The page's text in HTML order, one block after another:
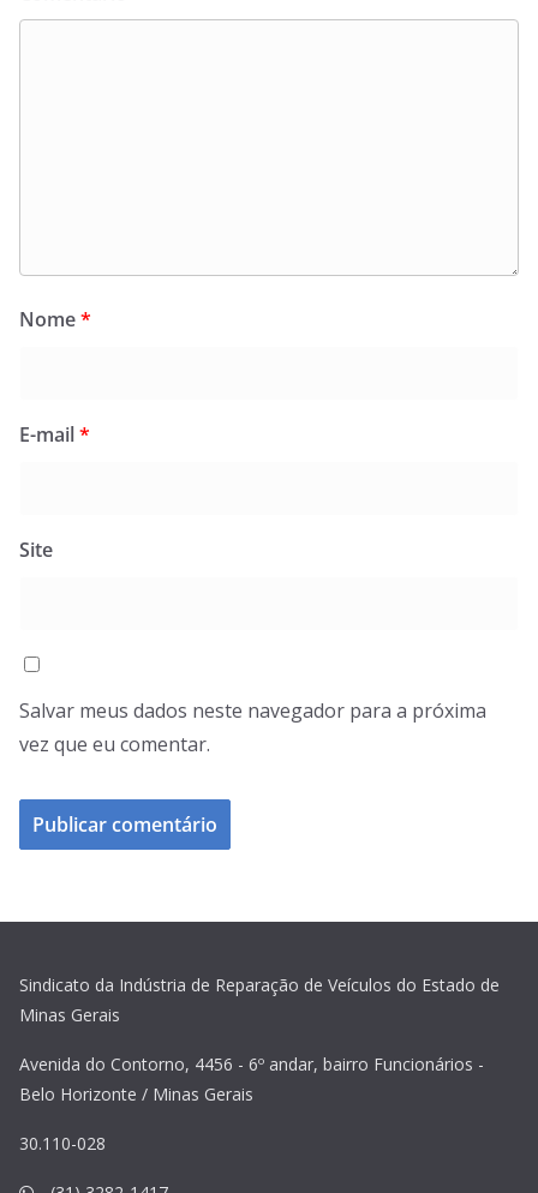
Nome*
E-mail*
Site
Salvar meus dados neste navegador para a próxima
vez que eu comentar.
Sindicato da Indústria de Reparação de Veículos do Estado de
Minas Gerais
Avenida do Contorno, 4456 - 6º andar, bairro Funcionários -
Belo Horizonte / Minas Gerais
30.110-028